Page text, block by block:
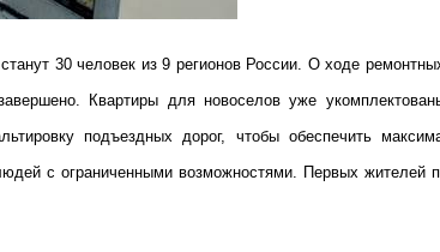
30 человек из 9 регионов России. О ходе
Квартиры для новоселов уже
подъездных дорог, чтобы обеспечить
с ограниченными возможностями. Первых жителей